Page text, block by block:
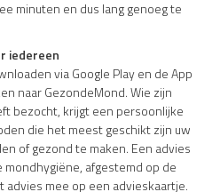
minuten en dus lang genoeg te
iedereen
via Google Play en de App
naar GezondeMond. Wie zijn
bezocht, krijgt een persoonlijke
die het meest geschikt zijn uw
of gezond te maken. Een advies
afgestemd op de
advies mee op een advieskaartje.